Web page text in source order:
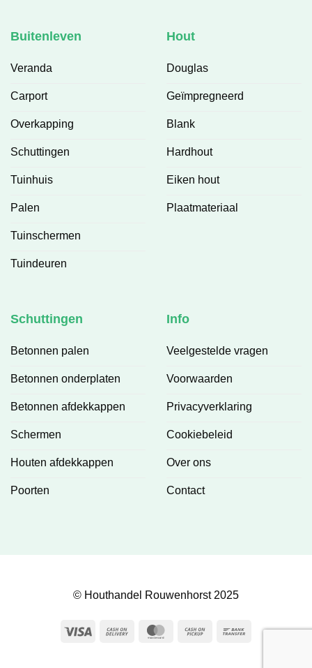
Buitenleven
Veranda
Carport
Overkapping
Schuttingen
Tuinhuis
Palen
Tuinschermen
Tuindeuren
Hout
Douglas
Geïmpregneerd
Blank
Hardhout
Eiken hout
Plaatmateriaal
Schuttingen
Betonnen palen
Betonnen onderplaten
Betonnen afdekkappen
Schermen
Houten afdekkappen
Poorten
Info
Veelgestelde vragen
Voorwaarden
Privacyverklaring
Cookiebeleid
Over ons
Contact
© Houthandel Rouwenhorst 2025
Visa
Cash
MasterCard
Cash
Bank